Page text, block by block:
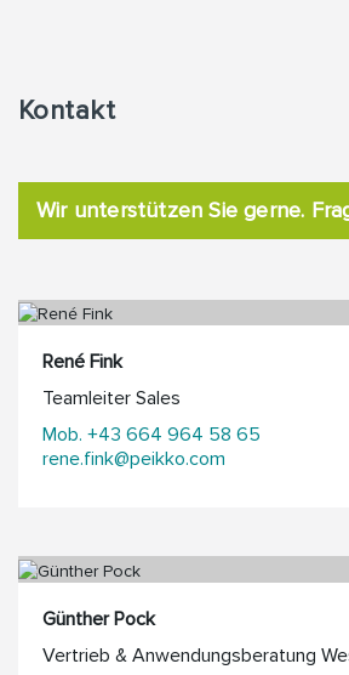
Kontakt
Wir unterstützen Sie gerne.
René Fink
Teamleiter Sales
Mob. +43 664 964 58 65
rene.fink@peikko.com
Günther Pock
Vertrieb & Anwendungsberatung